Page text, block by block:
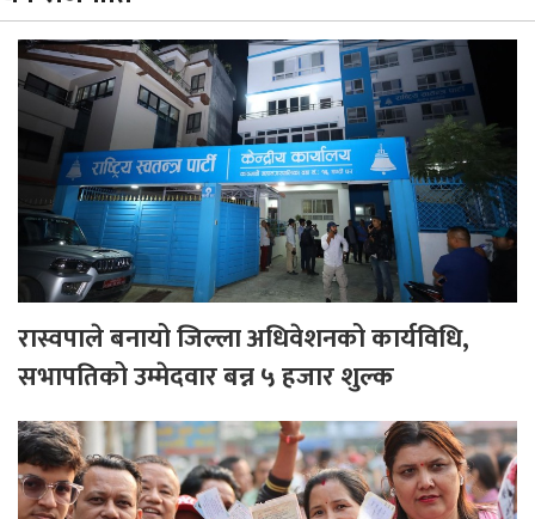
रास्वपाले बनायो जिल्ला अधिवेशनको कार्यविधि,
सभापतिको उम्मेदवार बन्न ५ हजार शुल्क